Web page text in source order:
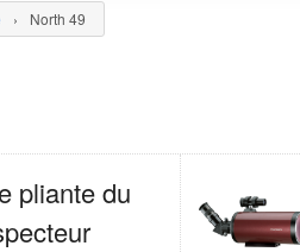
› North 49
pliante du